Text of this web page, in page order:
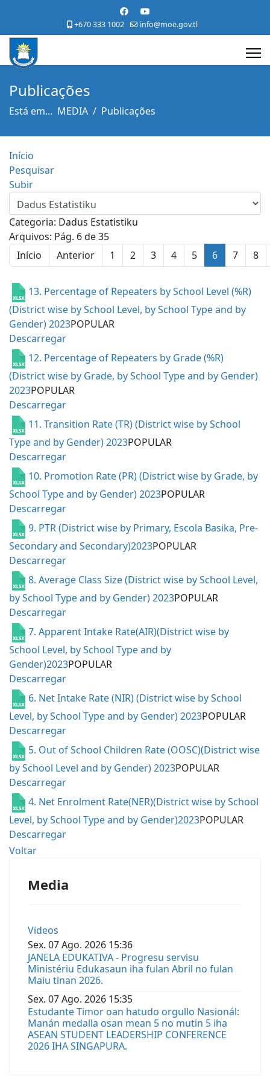
+670 333 1002 info@moe.gov.tl
Publicações
Está em... MEDIA Publicações
Início
Pesquisar
Subir
Categoria: Dadus Estatistiku
Arquivos: Pág. 6 de 35
Início
Anterior 1 2 3 4 5 6 7 8
13. Percentage of Repeaters by School Level (%R)
(District wise by School Level, by School Type and by
Gender) 2023POPULAR
Descarregar
12. Percentage of Repeaters by Grade (%R)
(District wise by Grade, by School Type and by Gender)
2023POPULAR
Descarregar
11. Transition Rate (TR) (District wise by School
Type and by Gender) 2023POPULAR
Descarregar
10. Promotion Rate (PR) (District wise by Grade, by
School Type and by Gender) 2023POPULAR
Descarregar
9. PTR (District wise by Primary, Escola Basika, Pre-
Secondary and Secondary)2023POPULAR
Descarregar
8. Average Class Size (District wise by School Level,
by School Type and by Gender) 2023POPULAR
Descarregar
7. Apparent Intake Rate(AIR)(District wise by
School Level, by School Type and by
Gender)2023POPULAR
Descarregar
6. Net Intake Rate (NIR) (District wise by School
Level, by School Type and by Gender) 2023POPULAR
Descarregar
5. Out of School Children Rate (OOSC)(District wise
by School Level and by Gender) 2023POPULAR
Descarregar
4. Net Enrolment Rate(NER)(District wise by School
Level, by School Type and by Gender)2023POPULAR
Descarregar
Voltar
Media
Videos
Sex. 07Ago. 2026 15:36
JANELA EDUKATIVA - Progresu servisu
Ministériu Edukasaun iha fulan Abril no fulan
Maiu tinan 2026.
Sex. 07Ago. 2026 15:35
Estudante Timor oan hatudo orgullo Nasionál:
Manán medalla osan mean 5 no mutin 5 iha
ASEAN STUDENT LEADERSHIP CONFERENCE
2026 IHA SINGAPURA.